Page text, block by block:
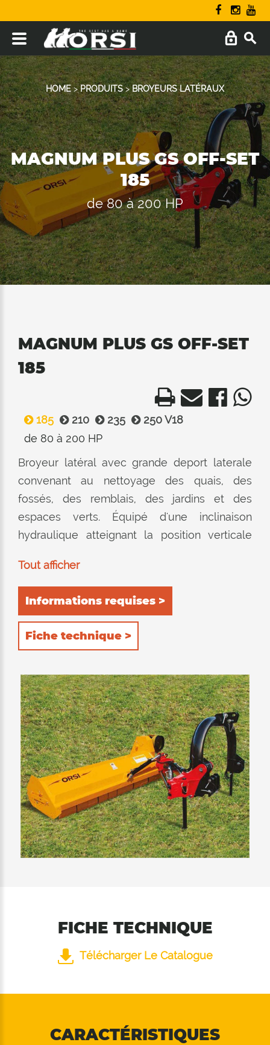
HOME>PRODUITS>BROYEURS LATÉRAUX
MAGNUM PLUS GS OFF-SET
185
de 80 à 200 HP
MAGNUM PLUS GS OFF-SET
185
185 210 235
250 V18
de 80 à 200 HP
Broyeur latéral avec grande deport laterale
convenant au nettoyage des quais, des
fossés, des remblais, des jardins et des
espaces verts. Équipé d'une inclinaison
hydraulique atteignant la position verticale
des haies. Recommandé pour tondre l'herbe,
l'élagage et les brindilles jusqu'à 9-10 cm de
diamètre. Convient pour travailler à la fois
postérieurement et latéralement au tracteur.
L'équipement de hachage consiste en un
HARDOX® (acier résistant à l'usure et anti-
abrasif). Double position du rouleau d'appui
arriere: 1) auto-nettoyant pour permettre le
déchargement du produit déchiqueté derrière
le rouleau; La consommation électrique du
tracteur est ainsi réduite au minimum, ce qui
entraîne une réduction des depenses. 2) à
l’arrière, pour retenir davantage le produit à
l’intérieur du dispositif de coupe, puis le
couper davantage. Les 2 rangées de contre-
couteaux installées à l'intérieur garantissent
Tout afficher
Informations requises >
Fiche technique >
FICHE TECHNIQUE
Télécharger Le Catalogue
CARACTÉRISTIQUES